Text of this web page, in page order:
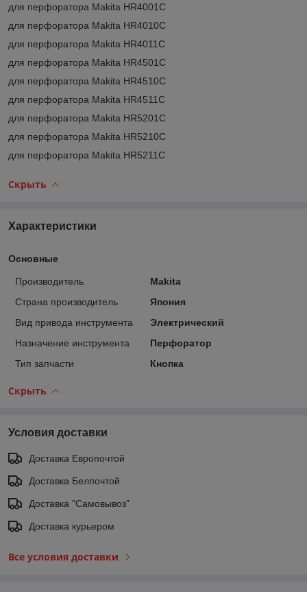
для перфоратора Makita HR4001C
для перфоратора Makita HR4010C
для перфоратора Makita HR4011C
для перфоратора Makita HR4501C
для перфоратора Makita HR4510C
для перфоратора Makita HR4511C
для перфоратора Makita HR5201C
для перфоратора Makita HR5210C
для перфоратора Makita HR5211C
Скрыть
Характеристики
Основные
Производитель
Makita
Страна производитель
Япония
Вид привода инструмента
Электрический
Назначение инструмента
Перфоратор
Тип запчасти
Кнопка
Скрыть
Условия доставки
Доставка Европочтой
Доставка Белпочтой
Доставка "Самовывоз"
Доставка курьером
Все условия доставки